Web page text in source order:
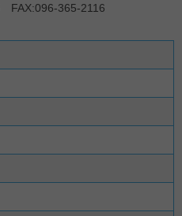
FAX:096-365-2116